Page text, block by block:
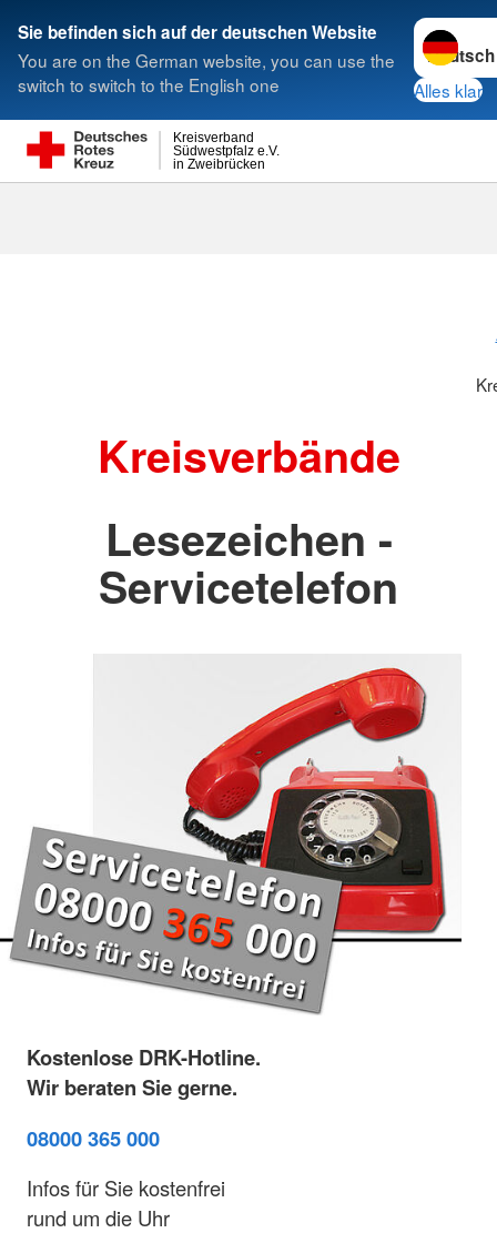
Sie befinden sich auf der deutschen Website
You are on the German website, you can use the
switch to switch to the English one
Sprache
Alles klar
in Zweibrücken
Südwestpfalz e.V.
Kreisverband
Suche
Kreisverbände
Lesezeichen -
Servicetelefon
Kostenlose DRK-Hotline.
Wir beraten Sie gerne.
08000 365 000
Infos für Sie kostenfrei
rund um die Uhr